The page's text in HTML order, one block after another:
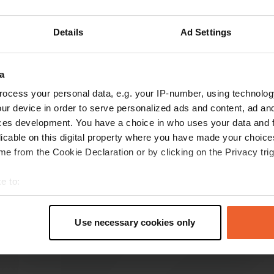
Details Ad Settings
your personal data, e.g. your IP-number, using
device in order to serve personalized ads and content, ad
development. You have a choice in who uses your data and
on this digital property where you have made your
from the Cookie Declaration or by clicking on the Privacy
to:
geographical location which can be accurate to within
personal data is processed and set your preferences in the
Use necessary cookies only
AvontuurOpWielenGT
Okt. 2025
Toller Campingplatz. Die Sanitäranlagen
der Nacht Partygäste am Ende des
Campingplatzes, in der Nähe des Kreisverkehrs.
Sie sangen und spielten Gitarre bis nach 1:30
weiterlesen